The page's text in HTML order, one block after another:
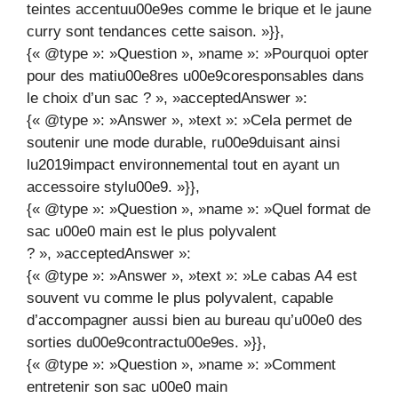
teintes accentuu00e9es comme le brique et le jaune
curry sont tendances cette saison. »}},
{« @type »: »Question », »name »: »Pourquoi opter
pour des matiu00e8res u00e9coresponsables dans
le choix d’un sac ? », »acceptedAnswer »:
{« @type »: »Answer », »text »: »Cela permet de
soutenir une mode durable, ru00e9duisant ainsi
lu2019impact environnemental tout en ayant un
accessoire stylu00e9. »}},
{« @type »: »Question », »name »: »Quel format de
sac u00e0 main est le plus polyvalent
? », »acceptedAnswer »:
{« @type »: »Answer », »text »: »Le cabas A4 est
souvent vu comme le plus polyvalent, capable
d’accompagner aussi bien au bureau qu’u00e0 des
sorties du00e9contractu00e9es. »}},
{« @type »: »Question », »name »: »Comment
entretenir son sac u00e0 main